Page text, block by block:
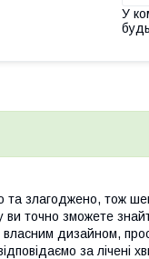
У
злагоджено, тож
ви точно зможете
дизайном,
за лічені